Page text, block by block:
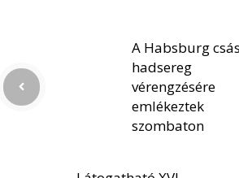
A Habsburg
hadsereg
vérengzésére
emlékeztek
szombaton